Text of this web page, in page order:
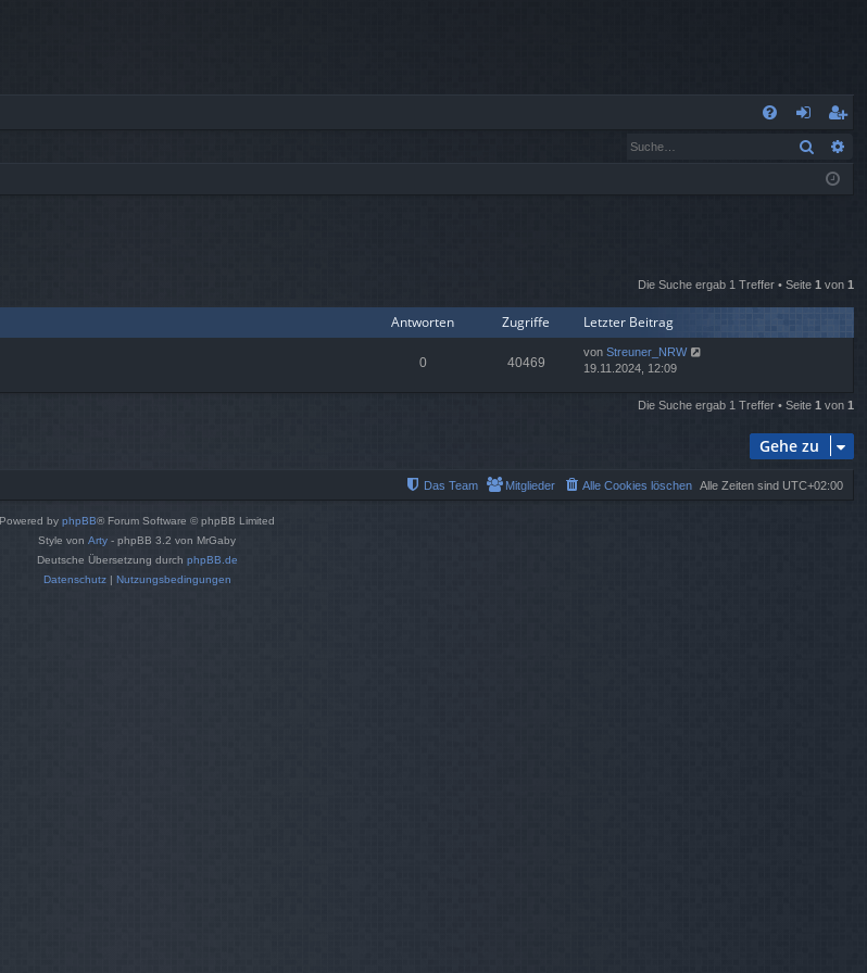
n
n
eg
ist
n
Suche
Die Suche ergab 1 Treffer • Seite 1 von 1
Antworten Zugriffe Letzter Beitrag
0 40469
von Streuner_NRW
19.11.2024, 12:09
Die Suche ergab 1 Treffer • Seite 1 von 1
Gehe zu
Alle Zeiten sind UTC+02:00
Alle Cookies löschen
Mitglieder
Das Team
Powered by phpBB® Forum Software © phpBB Limited
Style von Arty - phpBB 3.2 von MrGaby
Deutsche Übersetzung durch phpBB.de
Datenschutz| Nutzungsbedingungen